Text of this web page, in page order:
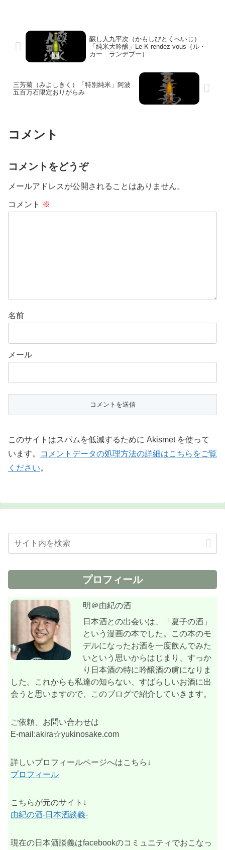
醸し人九平次（かもしびとくへいじ）
「純米大吟醸」Le K rendez-vous（ル・
カー ランデブー）
三芳菊（みよしきく）「特別純米」阿波
五百万石限定おりがらみ
コメント
コメントをどうぞ
メールアドレスが公開されることはありません。
コメント ※
名前
メール
このサイトはスパムを低減するために Akismet を使って
います。
コメントデータの処理方法の詳細はこちらをご覧
ください。
プロフィール
明＠由紀の酒
日本酒との出会いは、「夏子の酒」
という漫画の本でした。この本のモ
デルになったお酒を一度飲んでみた
いという思いからはじまり、すっか
り日本酒の特に吟醸酒の虜になりま
した。これからも私達の知らない、すばらしいお酒に出
会うと思いますので、このブログで紹介していきます。
ご依頼、お問い合わせは
E-mail:akira☆yukinosake.com
詳しいプロフィールページへはこちら↓
プロフィール
こちらが元のサイト↓
由紀の酒-日本酒談義-
現在の日本酒談義はfacebookのコミュニティでおこなっ